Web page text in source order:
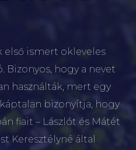
első ismert okleveles
Bizonyos, hogy a nevet
használták, mert egy
bizonyítja, hogy
fiait – Lászlót és Mátét
Keresztélyné által